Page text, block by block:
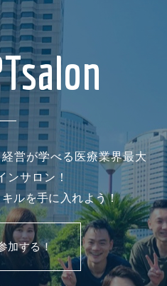
営が学べる医療業界最大
ンサロン！
ルを手に入れよう！
加する！